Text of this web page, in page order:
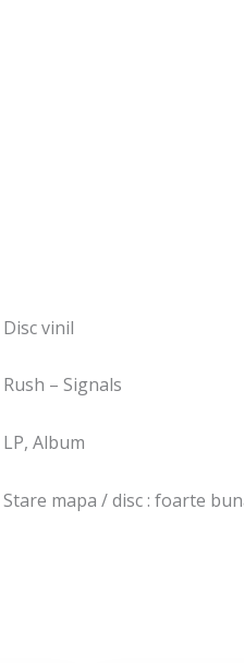
Disc vinil
Rush – Signals
LP, Album
Stare mapa / disc : foarte